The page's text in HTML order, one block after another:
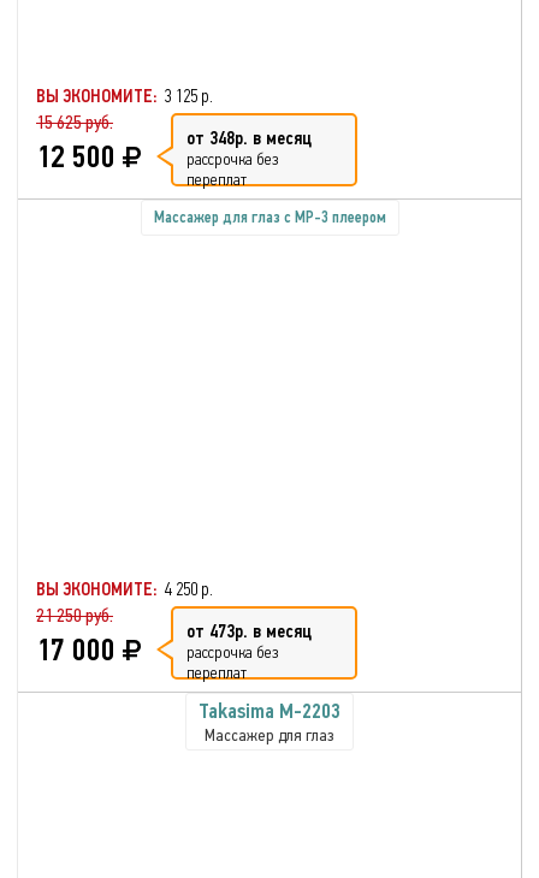
ВЫ ЭКОНОМИТЕ: 3 125 р.
15 625 руб.
12 500 от 348р. в месяц
рассрочка без
переплат
Массажер для глаз с МР-3 плеером
ВЫ ЭКОНОМИТЕ: 4 250 р.
21 250 руб.
17 000 от 473р. в месяц
рассрочка без
переплат
Takasima M-2203
Массажер для глаз